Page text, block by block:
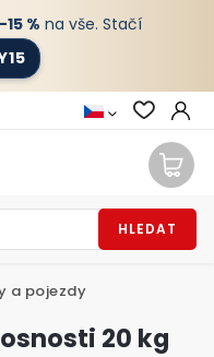
% na vše. Stačí
HLEDAT
a pojezdy
20 kg